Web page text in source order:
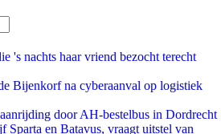
's nachts haar vriend bezocht terecht
Bijenkorf na cyberaanval op logistiek
door AH-bestelbus in Dordrecht
Sparta en Batavus, vraagt uitstel van